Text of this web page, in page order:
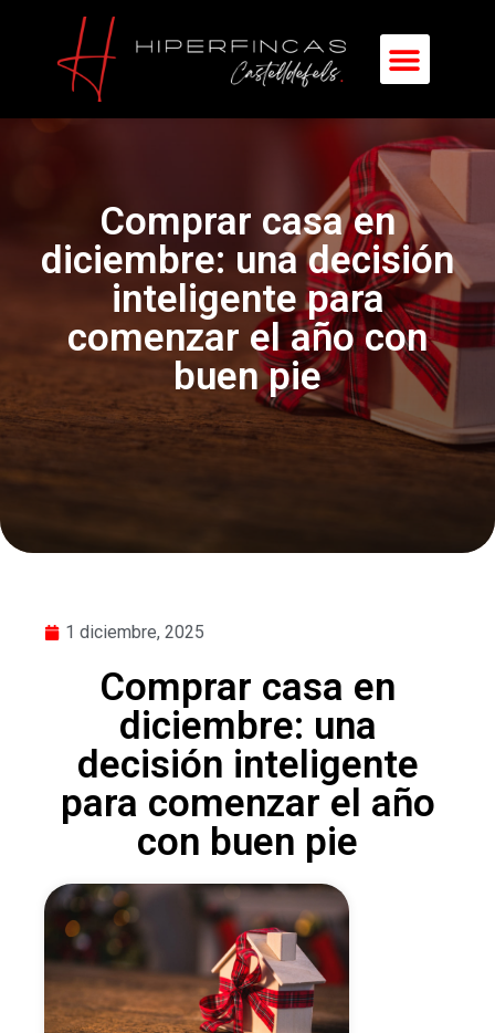
Comprar casa en
diciembre: una decisión
inteligente para
comenzar el año con
buen pie
1 diciembre, 2025
Comprar casa en
diciembre: una
decisión inteligente
para comenzar el año
con buen pie